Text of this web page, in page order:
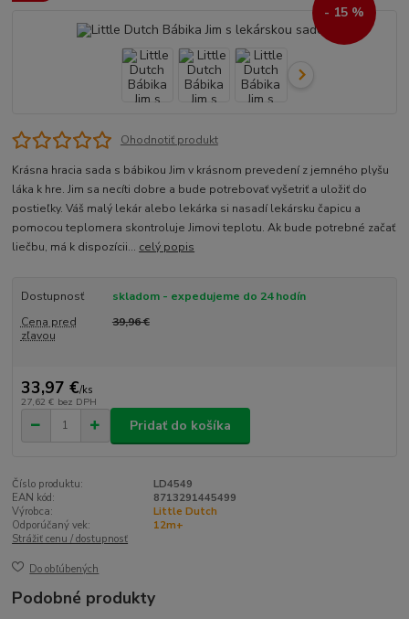
- 15 %
Ohodnotiť produkt
Krásna hracia sada s bábikou Jim v krásnom prevedení z jemného plyšu
láka k hre. Jim sa necíti dobre a bude potrebovať vyšetriť a uložiť do
postieľky. Váš malý lekár alebo lekárka si nasadí lekársku čapicu a
pomocou teplomera skontroluje Jimovi teplotu. Ak bude potrebné začať
liečbu, má k dispozícii... celý popis
Dostupnosť
skladom - expedujeme do 24 hodín
Cena pred
zľavou
39,96 €
33,97 €/ks
27,62 € bez DPH
Pridať do košíka
Číslo produktu:
LD4549
EAN kód:
8713291445499
Výrobca:
Little Dutch
Odporúčaný vek:
12m+
Strážiť cenu / dostupnosť
Do obľúbených
Podobné produkty